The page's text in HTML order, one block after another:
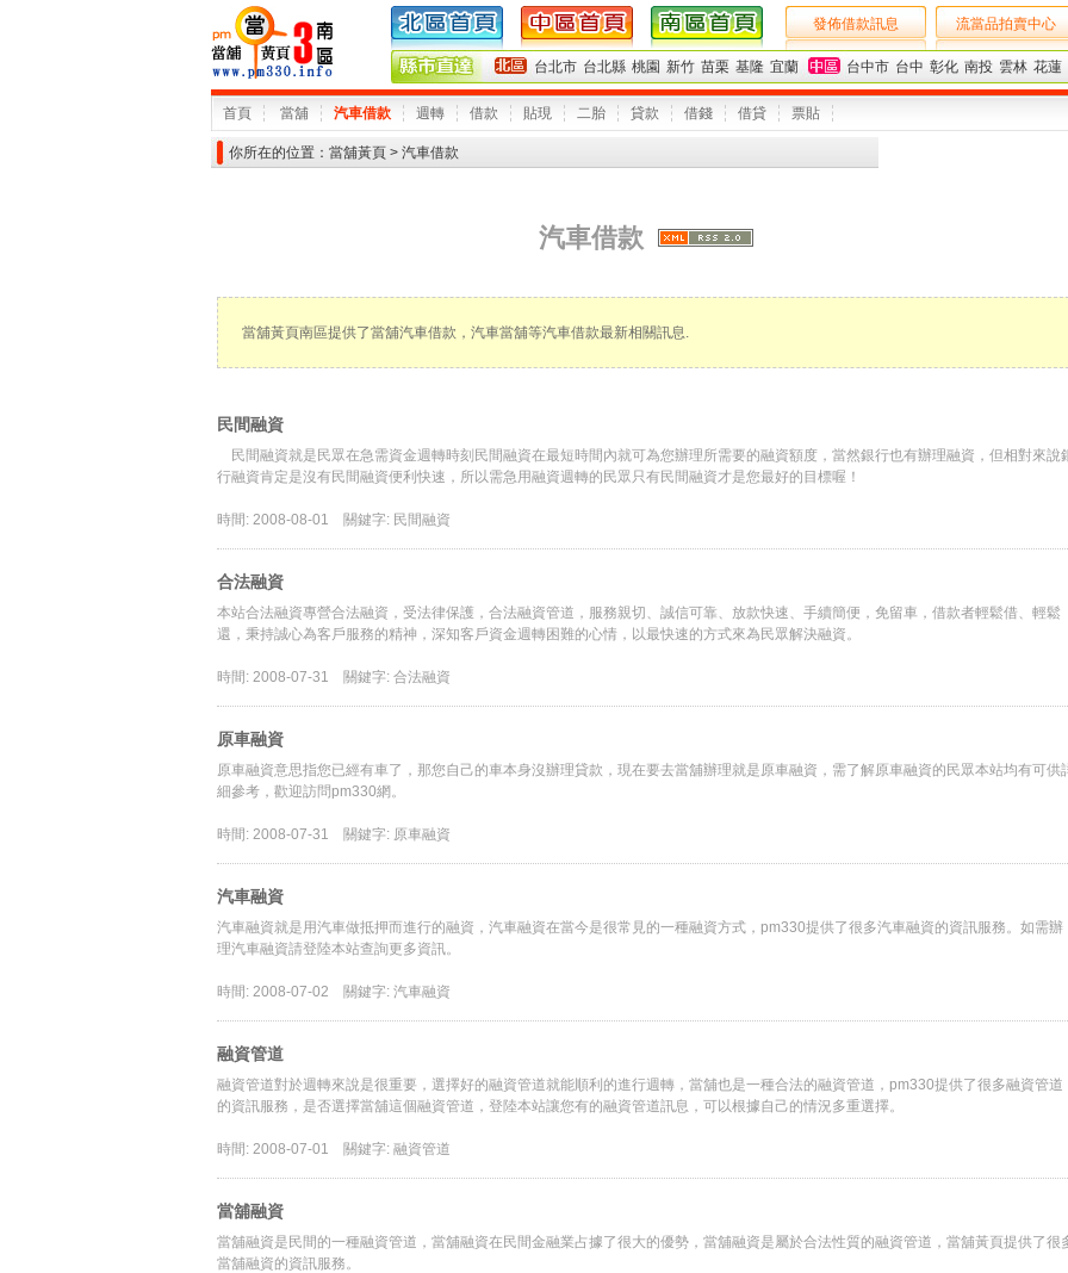
發佈借款訊息 流當品拍賣中心
台北市 台北縣 桃園 新竹 苗栗 基隆 宜蘭 台中市 台中 彰化 南投 雲林 花蓮
首頁 當舖 汽車借款 週轉 借款 貼現 二胎 貸款 借錢 借貸 票貼
你所在的位置： 當舖黃頁 > 汽車借款
汽車借款
當舖黃頁南區提供了當舖汽車借款，汽車當舖等汽車借款最新相關訊息.
民間融資
民間融資就是民眾在急需資金週轉時刻民間融資在最短時間內就可為您辦理所需要的融資額度，當然銀行也有辦理融資，但相對來說
行融資肯定是沒有民間融資便利快速，所以需急用融資週轉的民眾只有民間融資才是您最好的目標喔！
時間: 2008-08-01 關鍵字: 民間融資
合法融資
本站合法融資專營合法融資，受法律保護，合法融資管道，服務親切、誠信可靠、放款快速、手續簡便，免留車，借款者輕鬆借、輕鬆
還，秉持誠心為客戶服務的精神，深知客戶資金週轉困難的心情，以最快速的方式來為民眾解決融資。
時間: 2008-07-31 關鍵字: 合法融資
原車融資
原車融資意思指您已經有車了，那您自己的車本身沒辦理貸款，現在要去當舖辦理就是原車融資，需了解原車融資的民眾本站均有可供
細參考，歡迎訪問pm330網。
時間: 2008-07-31 關鍵字: 原車融資
汽車融資
汽車融資就是用汽車做抵押而進行的融資，汽車融資在當今是很常見的一種融資方式，pm330提供了很多汽車融資的資訊服務。如需辦
理汽車融資請登陸本站查詢更多資訊。
時間: 2008-07-02 關鍵字: 汽車融資
融資管道
融資管道對於週轉來說是很重要，選擇好的融資管道就能順利的進行週轉，當舖也是一種合法的融資管道，pm330提供了很多融資管道
的資訊服務，是否選擇當舖這個融資管道，登陸本站讓您有的融資管道訊息，可以根據自己的情況多重選擇。
時間: 2008-07-01 關鍵字: 融資管道
當舖融資
當舖融資是民間的一種融資管道，當舖融資在民間金融業占據了很大的優勢，當舖融資是屬於合法性質的融資管道，當舖黃頁提供了很
當舖融資的資訊服務。